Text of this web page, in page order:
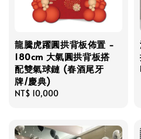
龍騰虎躍圓拱背板佈置 -
180cm 大氣圓拱背板搭
配雙氣球鏈 (春酒尾牙
牌/慶典)
Regular
NT$ 10,000